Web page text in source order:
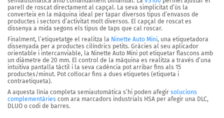
parell de roscat directament al capçal. La seva simplicitat d’ús la
converteix en la màquina ideal per tapar diversos tipus d’envasos de
productes i sectors d’activitat molt diversos. El capçal de roscat es
dissenya a mida segons els tipus de taps que cal roscar.
Finalment, l’etiquetatge el realitza la Ninette Auto Mini, una etiquetadora
dissenyada per a productes cilíndrics petits. Gràcies al seu aplicador
orientable i intercanviable, la Ninette Auto Mini pot etiquetar flascons amb
un diàmetre de 20 mm. El control de la màquina es realitza a través d’una
intuïtiva pantalla tàctil i la seva cadència pot arribar fins als 15
productes/minut. Pot col·locar fins a dues etiquetes (etiqueta i
contraetiqueta).
A aquesta línia completa semiautomàtica s’hi poden afegir solucions
complementàries com ara marcadors industrials HSA per afegir una DLC,
DLUO o codi de barres.